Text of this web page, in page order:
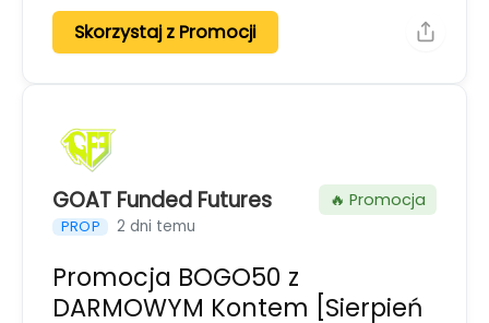
Skorzystaj z Promocji
GOAT Funded Futures
PROP 2 dni temu
🔥 Promocja
Promocja BOGO50 z
DARMOWYM Kontem [Sierpień